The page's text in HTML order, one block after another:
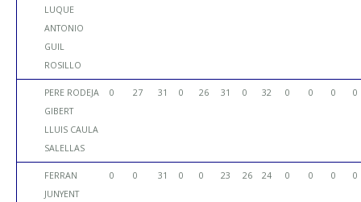
LUQUE
ANTONIO
GUIL
ROSILLO
PERE RODEJA
GIBERT
LLUIS CAULA
SALELLAS
0 27 31 0 26 31 0 32 0 0 0 0
FERRAN
JUNYENT
0 0 31 0 0 23 26 24 0 0 0 0